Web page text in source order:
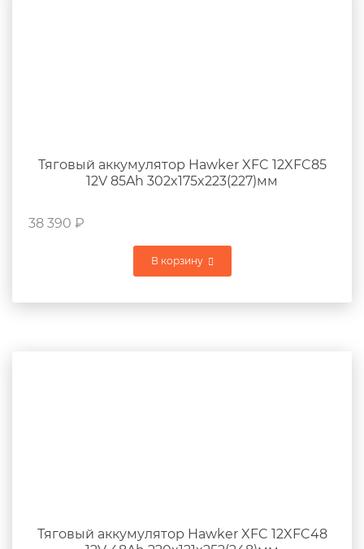
Тяговый аккумулятор Hawker XFC 12XFC85
12V 85Ah 302x175x223(227)мм
38 390 ₽
В корзину
Тяговый аккумулятор Hawker XFC 12XFC48